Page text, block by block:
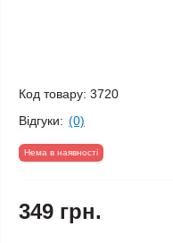
Код товару: 3720
Відгуки: (0)
Нема в наявності
349 грн.